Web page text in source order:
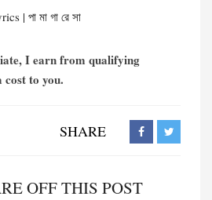
| পা মা গা রে সা
I earn from qualifying
cost to you.
SHARE
OFF THIS POST